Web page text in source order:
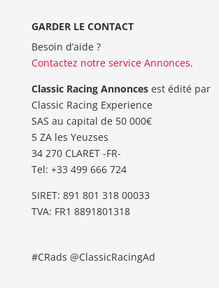
GARDER LE CONTACT
Besoin d’aide ?
Contactez notre service Annonces.
Classic Racing Annoncesest édité par
Classic Racing Experience
SAS au capital de 50 000€
5 ZA les Yeuzses
34 270 CLARET -FR-
Tel: ‭+33 499 666 724‬
SIRET: 891 801 318 00033
TVA: FR1 8891801318
#CRads @ClassicRacingAd